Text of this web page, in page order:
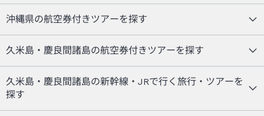
沖縄県の航空券付きツアーを探す
久米島・慶良間諸島の航空券付きツアーを探す
久米島・慶良間諸島の新幹線・JRで行く旅行・ツアーを
探す